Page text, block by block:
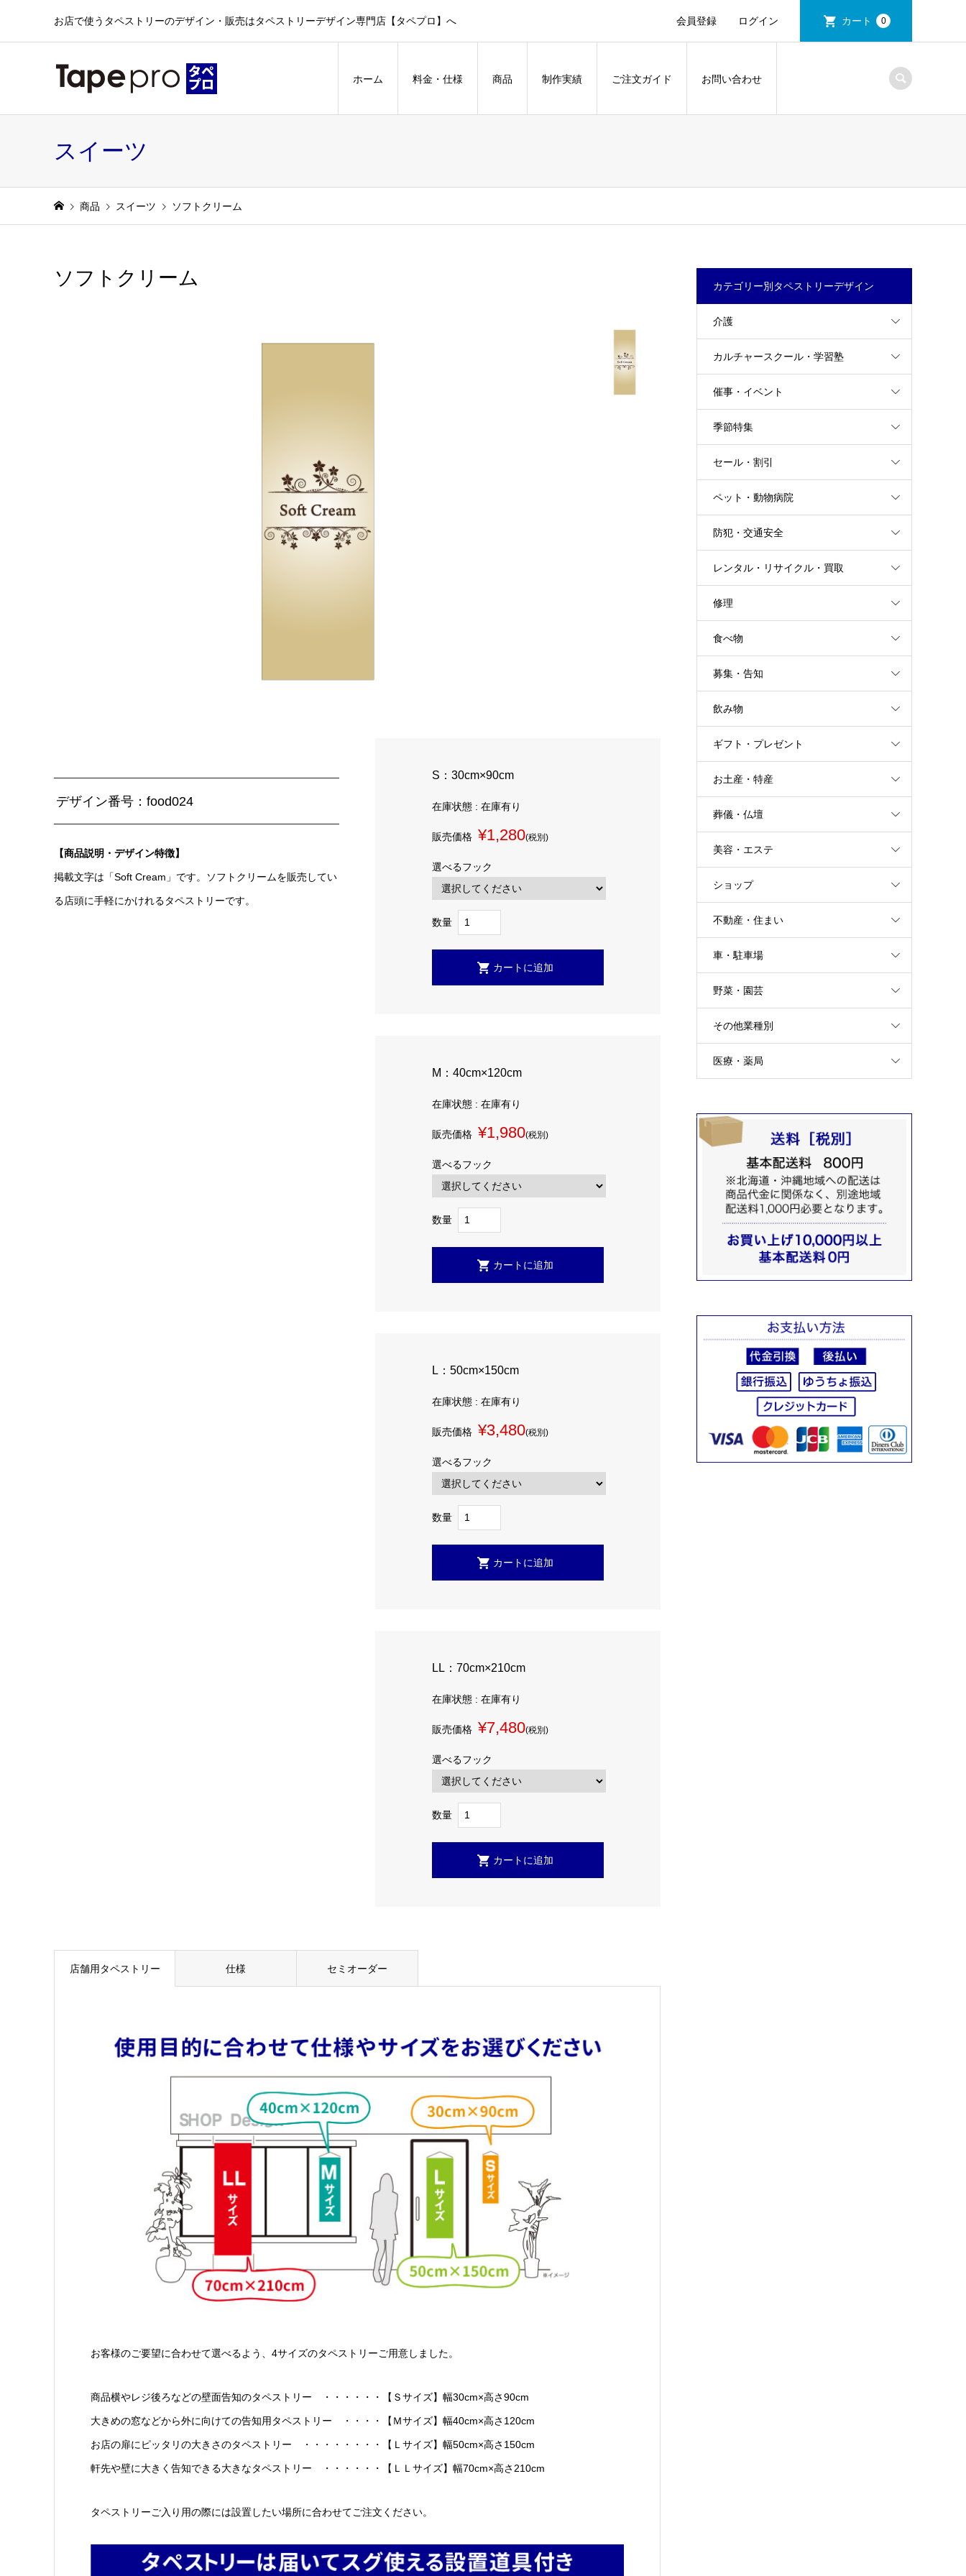
お店で使うタペストリーのデザイン・販売はタペストリーデザイン専門店【タペプロ】へ 会員登録 ログイン カート 0
ホーム 料金・仕様 商品 制作実績 ご注文ガイド お問い合わせ
スイーツ
商品 スイーツ ソフトクリーム
ソフトクリーム
デザイン番号：food024
【商品説明・デザイン特徴】
掲載文字は「Soft Cream」です。ソフトクリームを販売してい
る店頭に手軽にかけれるタペストリーです。
S：30cm×90cm
在庫状態 : 在庫有り
販売価格 ¥1,280(税別)
選べるフック
数量
M：40cm×120cm
在庫状態 : 在庫有り
販売価格 ¥1,980(税別)
選べるフック
数量
L：50cm×150cm
在庫状態 : 在庫有り
販売価格 ¥3,480(税別)
選べるフック
数量
LL：70cm×210cm
在庫状態 : 在庫有り
販売価格 ¥7,480(税別)
選べるフック
数量
店舗用タペストリー 仕様 セミオーダー
お客様のご要望に合わせて選べるよう、4サイズのタペストリーご用意しました。
商品横やレジ後ろなどの壁面告知のタペストリー ・・・・・・【Ｓサイズ】幅30cm×高さ90cm
大きめの窓などから外に向けての告知用タペストリー ・・・・【Ｍサイズ】幅40cm×高さ120cm
お店の扉にピッタリの大きさのタペストリー ・・・・・・・・【Ｌサイズ】幅50cm×高さ150cm
軒先や壁に大きく告知できる大きなタペストリー ・・・・・・【ＬＬサイズ】幅70cm×高さ210cm
タペストリーご入り用の際には設置したい場所に合わせてご注文ください。
カテゴリー別タペストリーデザイン
介護
カルチャースクール・学習塾
催事・イベント
季節特集
セール・割引
ペット・動物病院
防犯・交通安全
レンタル・リサイクル・買取
修理
食べ物
募集・告知
飲み物
ギフト・プレゼント
お土産・特産
葬儀・仏壇
美容・エステ
ショップ
不動産・住まい
車・駐車場
野菜・園芸
その他業種別
医療・薬局